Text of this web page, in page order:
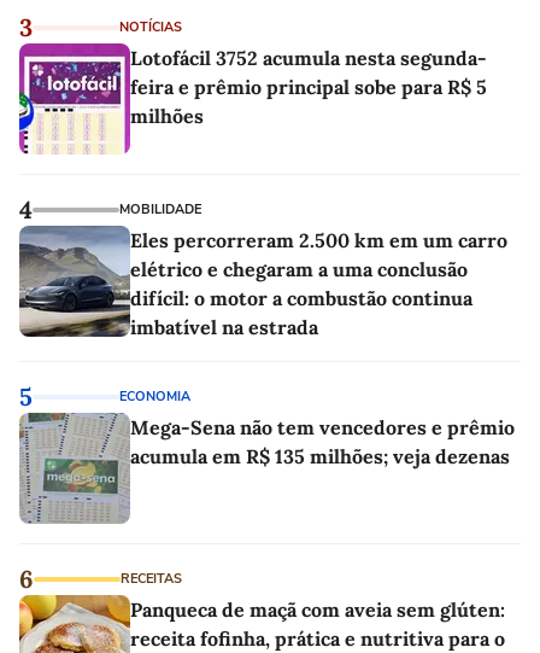
3 NOTÍCIAS
Lotofácil 3752 acumula nesta segunda-
feira e prêmio principal sobe para R$ 5
milhões
4 MOBILIDADE
Eles percorreram 2.500 km em um carro
elétrico e chegaram a uma conclusão
difícil: o motor a combustão continua
imbatível na estrada
5 ECONOMIA
Mega-Sena não tem vencedores e prêmio
acumula em R$ 135 milhões; veja dezenas
6 RECEITAS
Panqueca de maçã com aveia sem glúten:
receita fofinha, prática e nutritiva para o